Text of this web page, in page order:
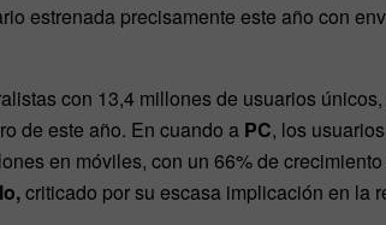
estrenada precisamente este año con
con 13,4 millones de usuarios
de este año. En cuando a PC, los
en móviles, con un 66% de
criticado por su escasa implicación en la